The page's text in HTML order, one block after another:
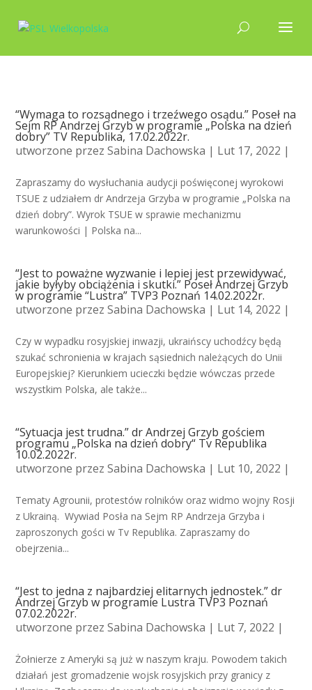
“Wymaga to rozsądnego i trzeźwego osądu.” Poseł na
Sejm RP Andrzej Grzyb w programie „Polska na dzień
dobry” TV Republika, 17.02.2022r.
utworzone przezSabina Dachowska | Lut 17, 2022 |
Zapraszamy do wysłuchania audycji poświęconej wyrokowi
TSUE z udziałem dr Andrzeja Grzyba w programie „Polska na
dzień dobry”. Wyrok TSUE w sprawie mechanizmu
warunkowości | Polska na...
“Jest to poważne wyzwanie i lepiej jest przewidywać,
jakie byłyby obciążenia i skutki.” Poseł Andrzej Grzyb
w programie “Lustra” TVP3 Poznań 14.02.2022r.
utworzone przezSabina Dachowska | Lut 14, 2022 |
Czy w wypadku rosyjskiej inwazji, ukraińscy uchodźcy będą
szukać schronienia w krajach sąsiednich należących do Unii
Europejskiej? Kierunkiem ucieczki będzie wówczas przede
wszystkim Polska, ale także...
“Sytuacja jest trudna.” dr Andrzej Grzyb gościem
programu „Polska na dzień dobry“ Tv Republika
10.02.2022r.
utworzone przezSabina Dachowska | Lut 10, 2022 |
Tematy Agrounii, protestów rolników oraz widmo wojny Rosji
z Ukrainą. Wywiad Posła na Sejm RP Andrzeja Grzyba i
zaproszonych gości w Tv Republika. Zapraszamy do
obejrzenia...
“Jest to jedna z najbardziej elitarnych jednostek.” dr
Andrzej Grzyb w programie Lustra TVP3 Poznań
07.02.2022r.
utworzone przezSabina Dachowska | Lut 7, 2022 |
Żołnierze z Ameryki są już w naszym kraju. Powodem takich
działań jest gromadzenie wojsk rosyjskich przy granicy z